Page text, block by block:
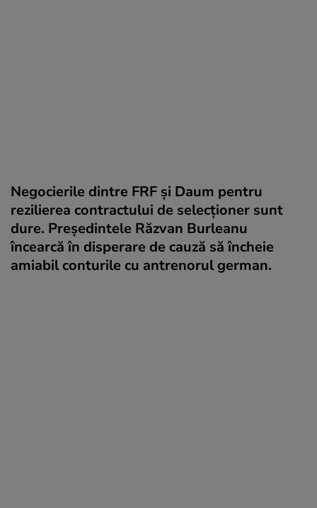
Negocierile dintre FRF și Daum pentru
rezilierea contractului de selecționer sunt
dure. Președintele Răzvan Burleanu
încearcă în disperare de cauză să încheie
amiabil conturile cu antrenorul german.